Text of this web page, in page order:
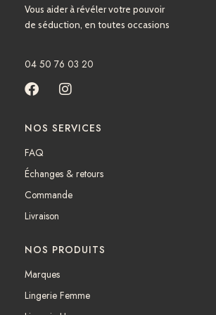
Vous aider à révéler votre pouvoir
de séduction, en toutes occasions
04 50 76 03 20
F
c
e
b
o
k
I
s
t
r
a
NOS SERVICES
FAQ
Échanges & retours
Commande
Livraison
NOS PRODUITS
Marques
Lingerie Femme